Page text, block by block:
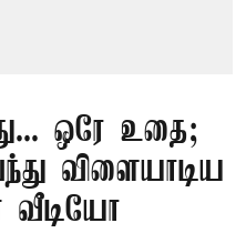
ஒரே உதை;
விளையாடிய